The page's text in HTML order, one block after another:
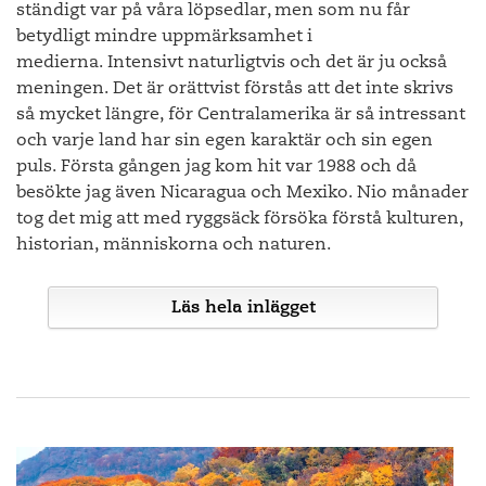
arkitekten Tadao Ando. Utöver några få mindre gallerier är
den stora konstsatsningen utlagd längs en två till tre timmars
lång promenad på vingården. Några av världens största
arkitekter som Frank O Gehry, Kengo Kuma, Jean Nouvel,
Renzo Piano och Tadao Ando själv har fått skapa verk som är
lika stora delar arkitektur som konst. I år har man fortsatt sin
satsning på det japanska och placerat flera verk av en av
Japans största samtida konstnärer, Yoshitomo Nara, i sin
stora skulpturpark.
Hiroshi Sugimotos skulpturala verk utanför Tadao Andos byggnad, Chateau
Yoshitomo Naras skulpturala verk
Andy Goldworths mycket speciella rum, Oak Room
Det är en underbar promenad fylld av överraskningar varje
gång man rundar ett hörn. Här hittar man fina
ständigt var på våra löpsedlar, men som nu får
betydligt mindre uppmärksamhet i
medierna. Intensivt naturligtvis och det är ju också
meningen. Det är orättvist förstås att det inte skrivs
så mycket längre, för Centralamerika är så intressant
och varje land har sin egen karaktär och sin egen
puls. Första gången jag kom hit var 1988 och då
besökte jag även Nicaragua och Mexiko. Nio månader
tog det mig att med ryggsäck försöka förstå kulturen,
historian, människorna och naturen.
Läs hela inlägget
kontrasterna. Så mycket på så liten yta. Sedan har jag
som färdledare - och det som en gång var en nyfiken
förälskelse har övergått i en djup och livslång kärlek.